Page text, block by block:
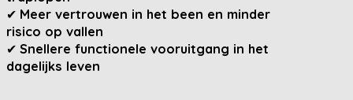
✔ Meer vertrouwen in het been en minder
risico op vallen
✔ Snellere functionele vooruitgang in het
dagelijks leven